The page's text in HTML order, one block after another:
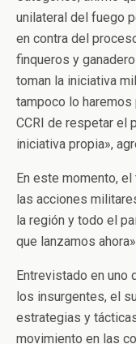
unilateral del fuego
en contra del
finqueros y
toman la iniciativa
tampoco lo
CCRI de respetar el
iniciativa propia»,
En este momento,
las acciones
la región y todo el
que lanzamos
Entrevistado en uno
los insurgentes, el
estrategias y
movimiento en las